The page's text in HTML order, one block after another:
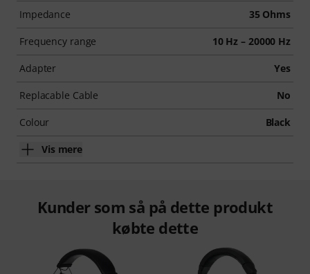
Impedance 35 Ohms
Frequency range 10 Hz – 20000 Hz
Adapter Yes
Replacable Cable No
Colour Black
Vis mere
Kunder som så på dette produkt
købte dette